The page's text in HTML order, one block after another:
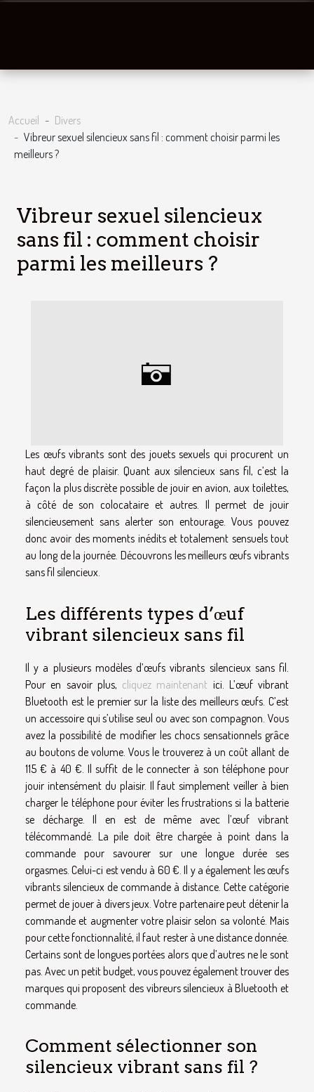
Accueil
Divers
Vibreur sexuel silencieux sans fil : comment choisir parmi les
meilleurs ?
Vibreur sexuel silencieux
sans fil : comment choisir
parmi les meilleurs ?
Les œufs vibrants sont des jouets sexuels qui procurent un
haut degré de plaisir. Quant aux silencieux sans fil, c’est la
façon la plus discrète possible de jouir en avion, aux toilettes,
à côté de son colocataire et autres. Il permet de jouir
silencieusement sans alerter son entourage. Vous pouvez
donc avoir des moments inédits et totalement sensuels tout
au long de la journée. Découvrons les meilleurs œufs vibrants
sans fil silencieux.
Les différents types d’œuf
vibrant silencieux sans fil
Il y a plusieurs modèles d’œufs vibrants silencieux sans fil.
Pour en savoir plus, cliquez maintenant ici. L’œuf vibrant
Bluetooth est le premier sur la liste des meilleurs œufs. C’est
un accessoire qui s’utilise seul ou avec son compagnon. Vous
avez la possibilité de modifier les chocs sensationnels grâce
au boutons de volume. Vous le trouverez à un coût allant de
115 € à 40 €. Il suffit de le connecter à son téléphone pour
jouir intensément du plaisir. Il faut simplement veiller à bien
charger le téléphone pour éviter les frustrations si la batterie
se décharge. Il en est de même avec l’œuf vibrant
télécommandé. La pile doit être chargée à point dans la
commande pour savourer sur une longue durée ses
orgasmes. Celui-ci est vendu à 60 €. Il y a également les œufs
vibrants silencieux de commande à distance. Cette catégorie
permet de jouer à divers jeux. Votre partenaire peut détenir la
commande et augmenter votre plaisir selon sa volonté. Mais
pour cette fonctionnalité, il faut rester à une distance donnée.
Certains sont de longues portées alors que d’autres ne le sont
pas. Avec un petit budget, vous pouvez également trouver des
marques qui proposent des vibreurs silencieux à Bluetooth et
commande.
Comment sélectionner son
silencieux vibrant sans fil ?